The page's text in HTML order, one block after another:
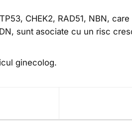
CHEK2, RAD51, NBN,
sunt asociate cu un risc
ginecolog.